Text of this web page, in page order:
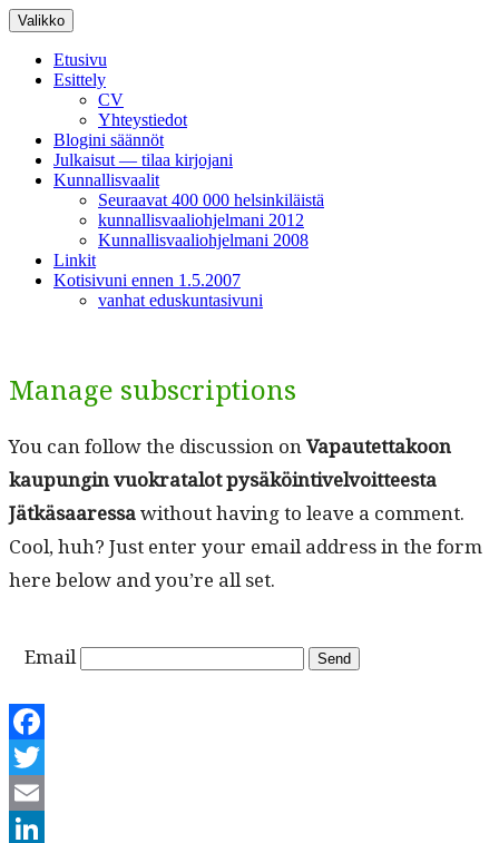
Siirry
sisältöön
Valikko
Etusivu
Esittely
CV
Yhteystiedot
Blogini säännöt
Julkaisut — tilaa kirjojani
Kunnallisvaalit
Seuraavat 400 000 helsinkiläistä
kunnallisvaaliohjelmani 2012
Kunnallisvaaliohjelmani 2008
Linkit
Kotisivuni ennen 1.5.2007
vanhat eduskuntasivuni
Manage subscriptions
You can fol­low the dis­cus­sion onVapautet­takoon
kaupun­gin vuokrat­alot pysäköin­tivelvoit­teesta
Jätkäsaa­res­sawith­out hav­ing to leave a com­ment.
Cool, huh? Just enter your email address in the form
here below and you’re all set.
Email
Facebook
Twitter
Email